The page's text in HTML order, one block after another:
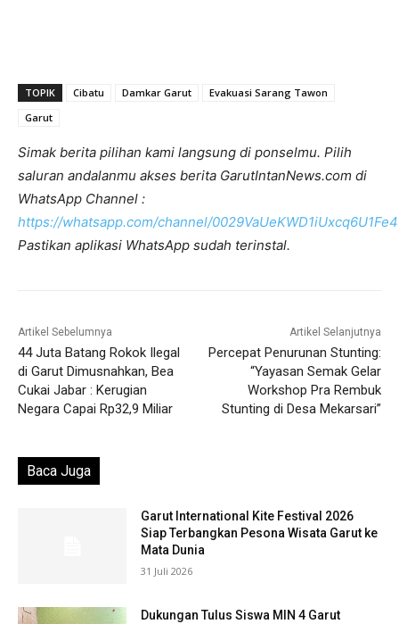
TOPIK Cibatu Damkar Garut
Evakuasi Sarang Tawon
Garut
Simak berita pilihan kami langsung di ponselmu. Pilih
saluran andalanmu akses berita GarutIntanNews.com di
WhatsApp Channel :
https://whatsapp.com/channel/
Pastikan aplikasi WhatsApp sudah terinstal.
Artikel Sebelumnya
44 Juta Batang Rokok Ilegal
di Garut Dimusnahkan, Bea
Cukai Jabar : Kerugian
Negara Capai Rp32,9 Miliar
Artikel Selanjutnya
Percepat Penurunan Stunting:
“Yayasan Semak Gelar
Workshop Pra Rembuk
Stunting di Desa Mekarsari”
Baca Juga
Garut International Kite Festival 2026
Siap Terbangkan Pesona Wisata Garut ke
Mata Dunia
31 Juli 2026
Dukungan Tulus Siswa MIN 4 Garut